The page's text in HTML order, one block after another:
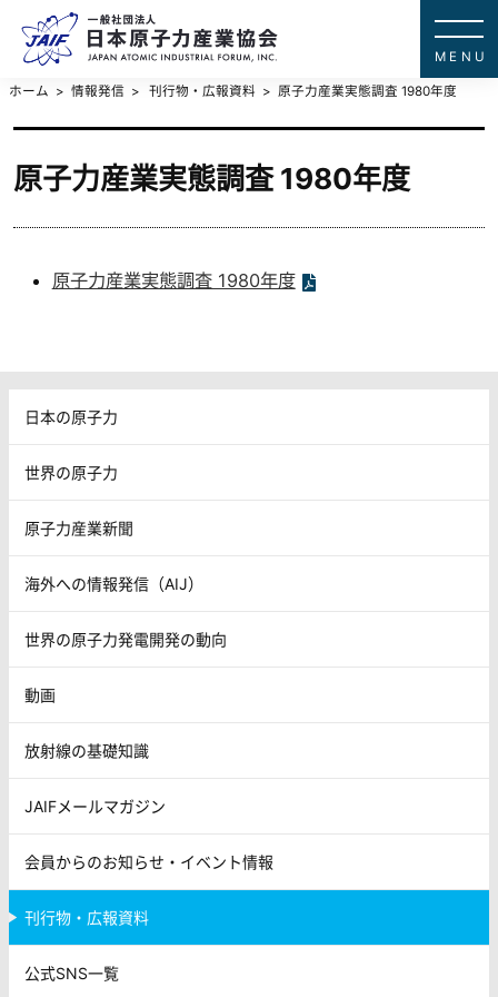
ホーム 情報発信 刊行物・広報資料 原子力産業実態調査 1980年度
原子力産業実態調査 1980年度
原子力産業実態調査 1980年度
日本の原子力
世界の原子力
原子力産業新聞
海外への情報発信（AIJ）
世界の原子力発電開発の動向
動画
放射線の基礎知識
JAIFメールマガジン
会員からのお知らせ・イベント情報
刊行物・広報資料
公式SNS一覧